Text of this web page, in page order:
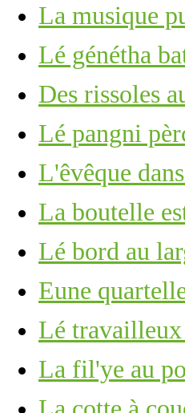
La musique
Lé génétha
Des rissoles
Lé pangni
L'êvêque
La boutelle
Lé bord au
Eune
Lé travailleux
La fil'ye au